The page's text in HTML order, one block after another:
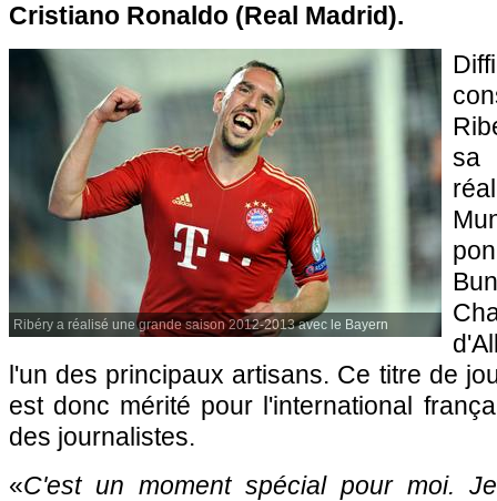
Cristiano Ronaldo (Real Madrid).
Ribéry a réalisé une grande saison 2012-2013 avec le Bayern
sa
l'un des principaux artisans. Ce titre de
est donc mérité pour l'international
des journalistes.
«C'est un moment spécial pour moi.